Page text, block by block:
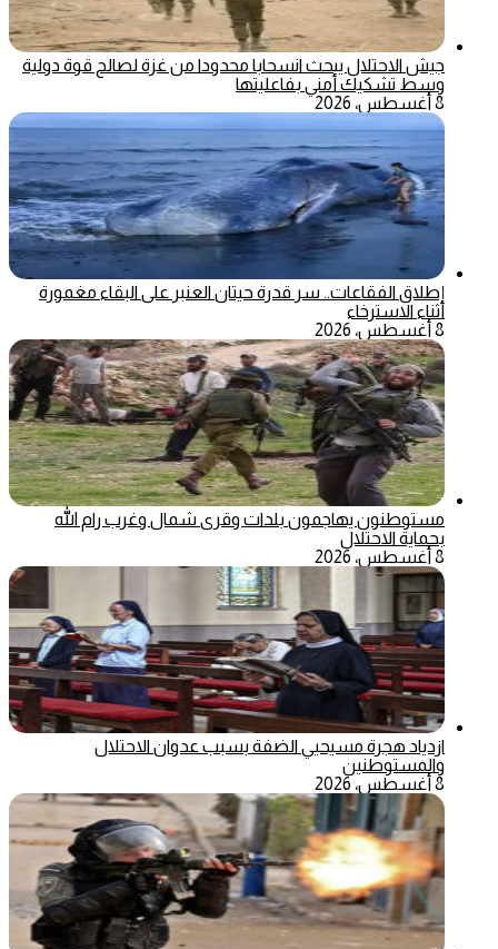
جيش الاحتلال يبحث انسحابا محدودا من غزة لصالح قوة دولية
وسط تشكيك أمني بفاعليتها
8 أغسطس، 2026
إطلاق الفقاعات.. سر قدرة حيتان العنبر على البقاء مغمورة
أثناء الاسترخاء
8 أغسطس، 2026
مستوطنون يهاجمون بلدات وقرى شمال وغرب رام الله
بحماية الاحتلال
8 أغسطس، 2026
ازدياد هجرة مسيحيي الضفة بسبب عدوان الاحتلال
والمستوطنين
8 أغسطس، 2026